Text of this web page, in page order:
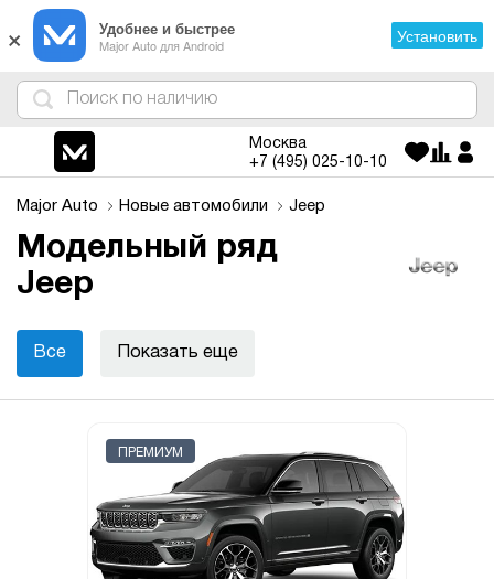
4
1
3
2
Москва
+7 (495) 025-10-10
Major Auto Новые автомобили Jeep
Модельный ряд
Jeep
Все Показать еще
ПРЕМИУМ
× Удобнее и быстрее
Major Auto для Android Установить